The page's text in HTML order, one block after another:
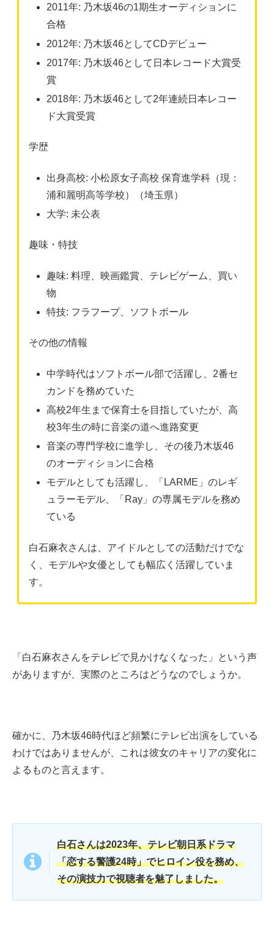
2011年: 乃木坂46の1期生オーディションに
合格
2012年: 乃木坂46としてCDデビュー
2017年: 乃木坂46として日本レコード大賞受
賞
2018年: 乃木坂46として2年連続日本レコー
ド大賞受賞
学歴
出身高校: 小松原女子高校 保育進学科（現：
浦和麗明高等学校）（埼玉県）
大学: 未公表
趣味・特技
趣味: 料理、映画鑑賞、テレビゲーム、買い
物
特技: フラフープ、ソフトボール
その他の情報
中学時代はソフトボール部で活躍し、2番セ
カンドを務めていた
高校2年生まで保育士を目指していたが、高
校3年生の時に音楽の道へ進路変更
音楽の専門学校に進学し、その後乃木坂46
のオーディションに合格
モデルとしても活躍し、「LARME」のレギ
ュラーモデル、「Ray」の専属モデルを務め
ている
白石麻衣さんは、アイドルとしての活動だけでな
く、モデルや女優としても幅広く活躍していま
す。
「白石麻衣さんをテレビで見かけなくなった」という声
がありますが、実際のところはどうなのでしょうか。
確かに、乃木坂46時代ほど頻繁にテレビ出演をしている
わけではありませんが、これは彼女のキャリアの変化に
よるものと言えます。
白石さんは2023年、テレビ朝日系ドラマ
「恋する警護24時」でヒロイン役を務め、
その演技力で視聴者を魅了しました。